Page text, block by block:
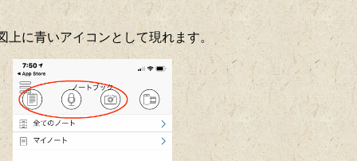
に青いアイコンとして現れます。